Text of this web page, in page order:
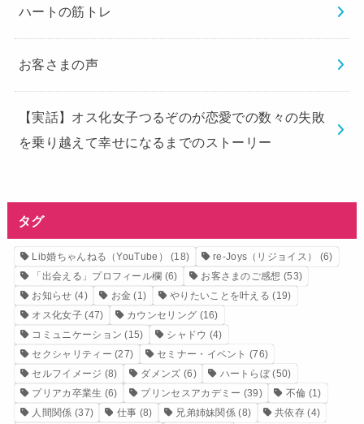
ハートの筋トレ
お客さまの声
【実話】オス化女子つるぞのが恋愛での数々の失敗
を乗り越えて幸せになるまでのストーリー
タグ
Lib婚ちゃんねる（YouTube） (18) re-Joys（リジョイス）
(6)
「出会える」プロフィール欄 (6) お客さまのご感想 (53)
お知らせ (4) お金 (1) やりたいことを叶える (19)
オス化女子(47) カウンセリング (16)
コミュニケーション (15) シャドウ (4)
セクシャリティー (27) セミナー・イベント (76)
セルフイメージ (8) ダメンズ (6) ハートらぼ(50)
プリアカ卒業生 (6) プリンセスアカデミー (39) 不倫 (1)
人間関係 (37) 仕事 (8) 兄弟姉妹関係 (8) 共依存(4)